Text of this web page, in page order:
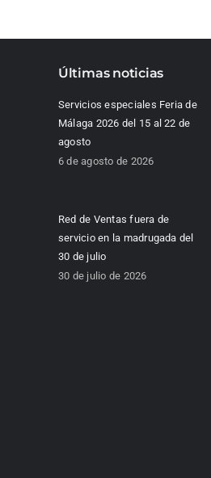
Últimas noticias
Servicios especiales Feria de
Málaga 2026 del 15 al 22 de
agosto
6 de agosto de 2026
Red de Ventas fuera de
servicio en la madrugada del
30 de julio
30 de julio de 2026